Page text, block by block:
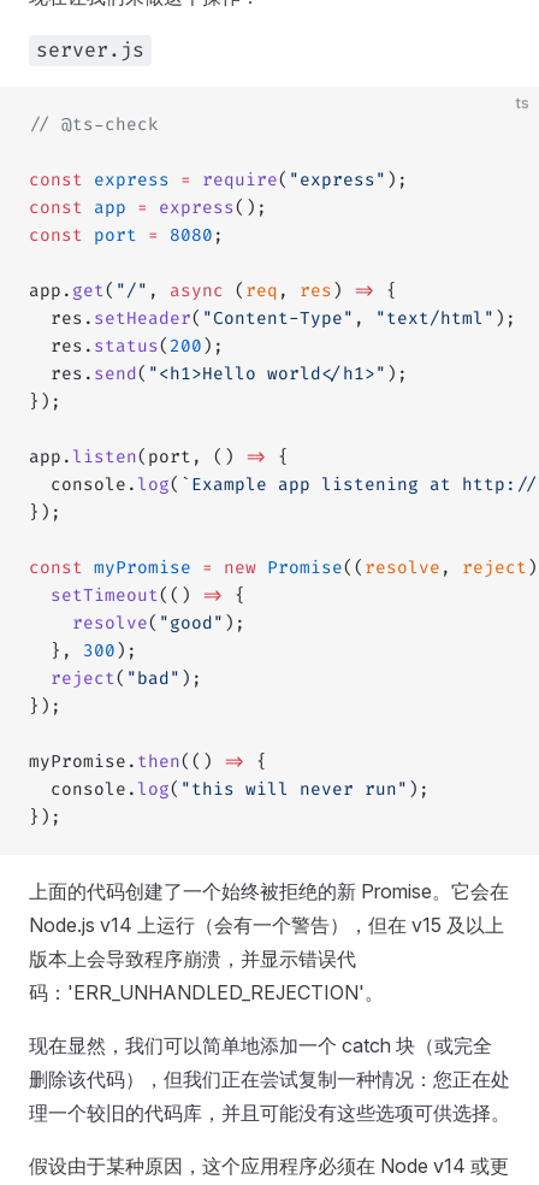
server.js
ts
// @ts-check
const express = require( "express" );
const app = express();
const port = 8080 ;
app. get( "/" , async ( req , res ) =>
{
  res.
setHeader( "Content-Type" , "text/html" );
  res.
status( 200 );
  res.
send( "<h1>Hello world</h1>" );
});
app. listen(port, () =>
{
  console.
log( `Example app listening at
});
const myPromise = new Promise(( resolve , reject
  setTimeout
(() =>
{
    resolve
( "good" );
  },
300 );
  reject
( "bad" );
});
myPromise. then(() =>
{
  console.
log( "this will never run" );
});
上面的代码创建了一个始终被拒绝的新 Promise。它会在
Node.js v14 上运行（会有一个警告），但在 v15 及以上
版本上会导致程序崩溃，并显示错误代
码：'ERR_UNHANDLED_REJECTION'。
现在显然，我们可以简单地添加一个 catch 块（或完全
删除该代码），但我们正在尝试复制一种情况：您正在处
理一个较旧的代码库，并且可能没有这些选项可供选择。
假设由于某种原因，这个应用程序必须在 Node v14 或更